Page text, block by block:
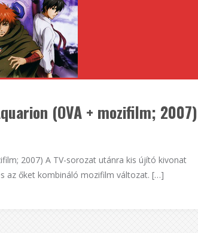
(OVA + mozifilm; 2007)
2007) A TV-sorozat utánra kis újító kivonat
az őket kombináló mozifilm változat. […]